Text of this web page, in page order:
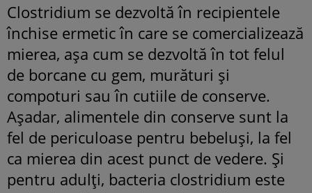
Clostridium se dezvoltă în recipientele
închise ermetic în care se comercializează
mierea, așa cum se dezvoltă în tot felul
de borcane cu gem, murături și
compoturi sau în cutiile de conserve.
Așadar, alimentele din conserve sunt la
fel de periculoase pentru bebeluși, la fel
ca mierea din acest punct de vedere. Și
pentru adulți, bacteria clostridium este